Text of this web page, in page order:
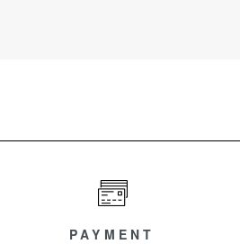
PAYMENT